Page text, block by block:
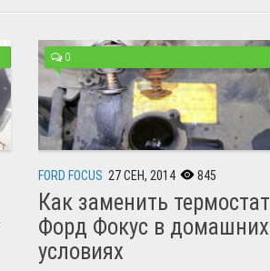
0
FORD FOCUS 27 СЕН, 2014 845
Как заменить термостат
Форд Фокус в домашних
условиях